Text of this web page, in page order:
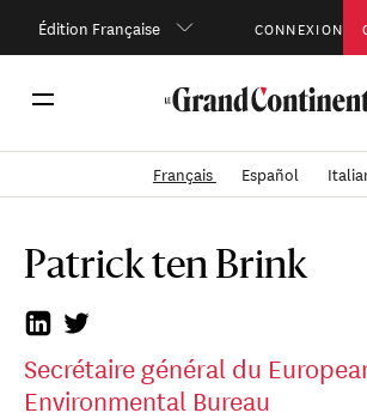
Édition Française CONNEXION
Français Español
Patrick ten Brink
Secrétaire général du
Environmental Bureau